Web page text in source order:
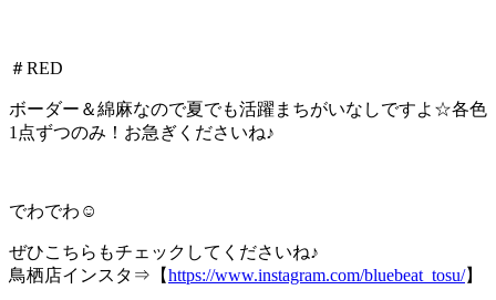
＃RED
ボーダー＆綿麻なので夏でも活躍まちがいなしですよ☆各色
1点ずつのみ！お急ぎくださいね♪
でわでわ☺
ぜひこちらもチェックしてくださいね♪
鳥栖店インスタ⇒【https://www.instagram.com/bluebeat_tosu/】